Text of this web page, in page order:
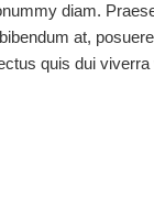
diam.
at,
quis dui